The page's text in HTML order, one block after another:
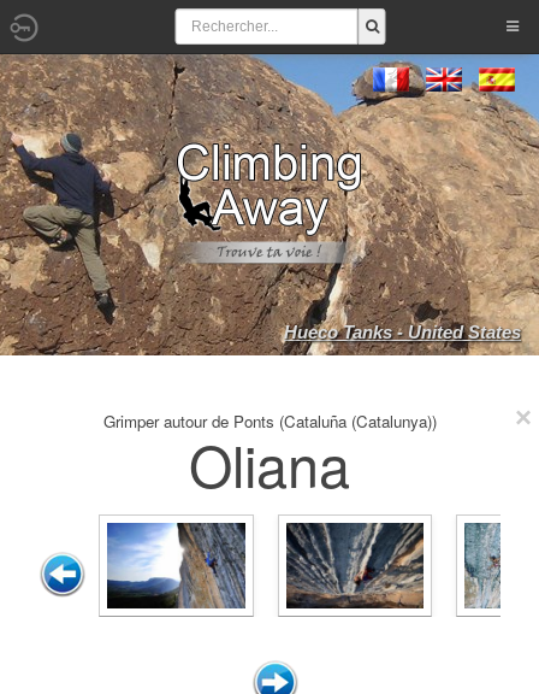
Hueco Tanks - United States
Grimper autour de Ponts (Cataluña (Catalunya))
Oliana